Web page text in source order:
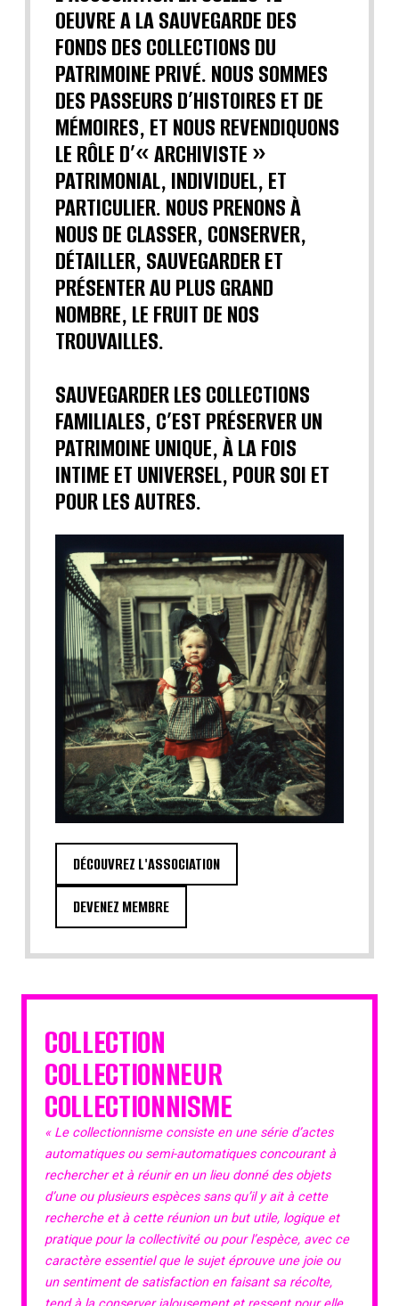
OEUVRE A LA SAUVEGARDE DES
FONDS DES COLLECTIONS DU
PATRIMOINE PRIVÉ. NOUS SOMMES
DES PASSEURS D’HISTOIRES ET DE
MÉMOIRES, ET NOUS REVENDIQUONS
LE RÔLE D’« ARCHIVISTE »
PATRIMONIAL, INDIVIDUEL, ET
PARTICULIER. NOUS PRENONS À
NOUS DE CLASSER, CONSERVER,
DÉTAILLER, SAUVEGARDER ET
PRÉSENTER AU PLUS GRAND
NOMBRE, LE FRUIT DE NOS
TROUVAILLES.
SAUVEGARDER LES COLLECTIONS
FAMILIALES, C’EST PRÉSERVER UN
PATRIMOINE UNIQUE, À LA FOIS
INTIME ET UNIVERSEL, POUR SOI ET
POUR LES AUTRES.
DÉCOUVREZ L'ASSOCIATION
DEVENEZ MEMBRE
COLLECTION
COLLECTIONNEUR
COLLECTIONNISME
« Le collectionnisme consiste en une série d’actes
automatiques ou semi-automatiques concourant à
rechercher et à réunir en un lieu donné des objets
d’une ou plusieurs espèces sans qu’il y ait à cette
recherche et à cette réunion un but utile, logique et
pratique pour la collectivité ou pour l’espèce, avec ce
caractère essentiel que le sujet éprouve une joie ou
un sentiment de satisfaction en faisant sa récolte,